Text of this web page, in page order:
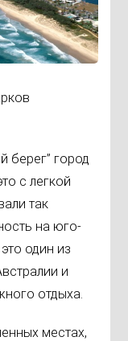
берег” город
с легкой
так
на юго-
один из
и
отдыха.
местах,